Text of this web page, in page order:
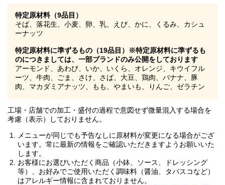
特定原材料（9品目）
そば、落花生、小麦、卵、乳、えび、かに、くるみ、カシュ
ーナッツ
特定原材料に準ずるもの（19品目）※特定原材料に準ずるも
のにつきましては、一部ブランドのみ公開をしております
アーモンド、あわび、いか、いくら、オレンジ、キウイフル
ーツ、牛肉、ごま、さけ、さば、大豆、鶏肉、バナナ、豚
肉、マカダミアナッツ、もも、やまいも、りんご、ゼラチン
工場・店舗での加工・盛付の過程で意図せず微量混入する場合を
考慮（表示）しておりません。
メニューが同じでも予告なしに原材料が変更になる場合がござ
います。常に最新の情報をご確認いただきますようお願いいた
します。
お客様にお選びいただく商品（小鉢、ソース、ドレッシング
等）、お好みでご使用いただく調味料（醤油、タバスコなど）
はアレルギー情報に含まれておりません。